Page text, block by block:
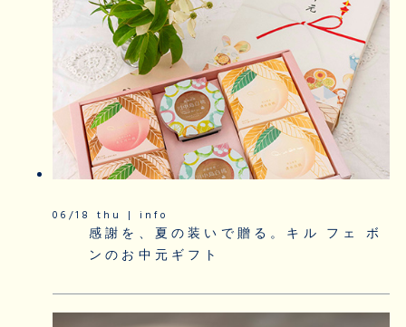
06/18 thu | info
感謝を、夏の装いで贈る。キル フェ ボ
ンのお中元ギフト